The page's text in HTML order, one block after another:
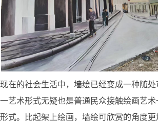
现在的社会生活中，墙绘已经变成一种随
一艺术形式无疑也是普通民众接触绘画艺
形式。比起架上绘画，墙绘可欣赏的角度更